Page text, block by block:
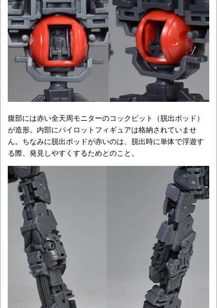
腹部には赤い全天周モニターのコックピット（脱出ポッド）
が造形。内部にパイロットフィギュアは格納されていませ
ん。ちなみに脱出ポッドが赤いのは、脱出時に単体で浮遊す
る際、発見しやすくするためとのこと。